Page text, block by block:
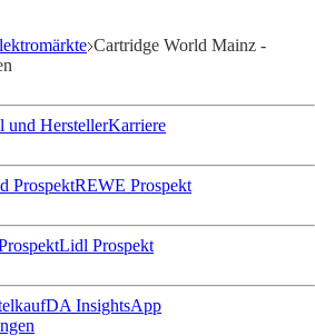
Cartridge World Mainz -
und HerstellerKarriere
ProspektREWE Prospekt
Lidl Prospekt
kaufDA InsightsApp